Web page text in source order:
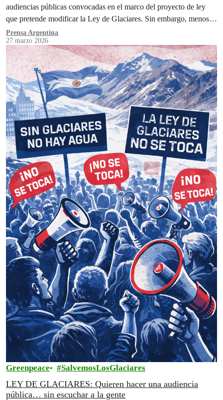
audiencias públicas convocadas en el marco del proyecto de ley
que pretende modificar la Ley de Glaciares. Sin embargo, menos…
Prensa Argentina
27 marzo 2026
Greenpeace SalvemosLosGlaciares
LEY DE GLACIARES: Quieren hacer una audiencia
pública… sin escuchar a la gente